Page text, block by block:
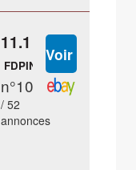
11.1 €
FDPIN
n°10
/ 52
annonces